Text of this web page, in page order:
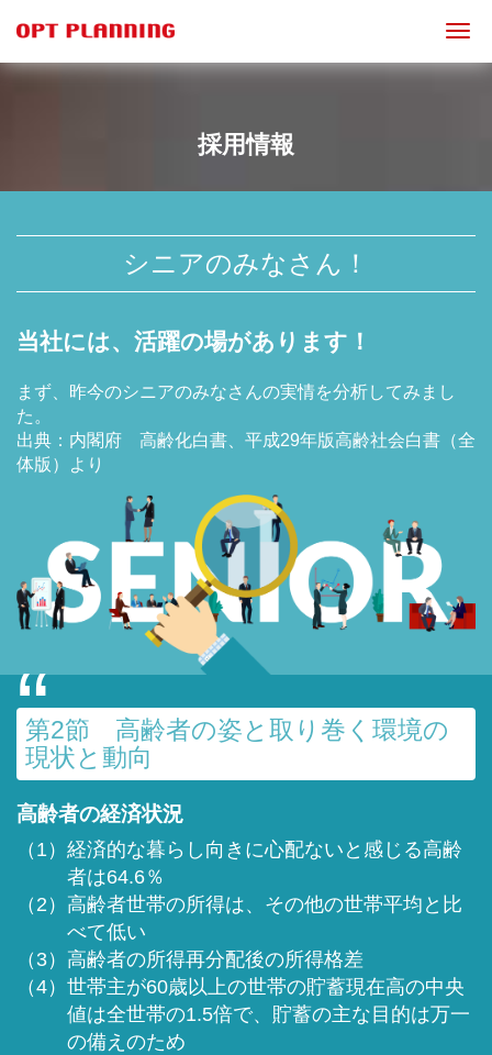
採用情報
シニアのみなさん！
当社には、活躍の場があります！
まず、昨今のシニアのみなさんの実情を分析してみまし
た。
出典：内閣府 高齢化白書、平成29年版高齢社会白書（全
体版）より
第2節 高齢者の姿と取り巻く環境の
現状と動向
高齢者の経済状況
（1）経済的な暮らし向きに心配ないと感じる高齢
者は64.6％
（2）高齢者世帯の所得は、その他の世帯平均と比
べて低い
（3）高齢者の所得再分配後の所得格差
（4）世帯主が60歳以上の世帯の貯蓄現在高の中央
値は全世帯の1.5倍で、貯蓄の主な目的は万一
の備えのため